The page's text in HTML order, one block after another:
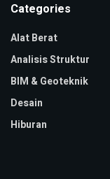
Categories
Alat Berat
Analisis Struktur
BIM & Geoteknik
Desain
Hiburan